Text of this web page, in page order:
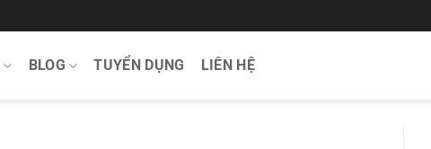
BLOG TUYỂN DỤNG LIÊN HỆ